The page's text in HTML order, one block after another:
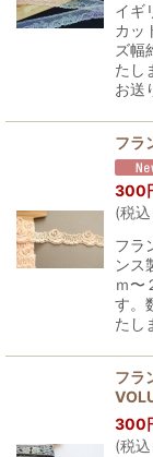
イギ
カッ
ズ幅
たし
お送
フラ
300
(税込
フラ
ンス
ｍ〜
す。
たし
フラ
300
(税込